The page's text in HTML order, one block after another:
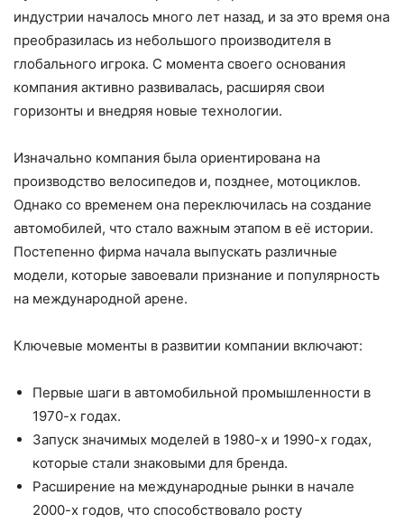
индустрии началось много лет назад, и за это время она
преобразилась из небольшого производителя в
глобального игрока. С момента своего основания
компания активно развивалась, расширяя свои
горизонты и внедряя новые технологии.
Изначально компания была ориентирована на
производство велосипедов и, позднее, мотоциклов.
Однако со временем она переключилась на создание
автомобилей, что стало важным этапом в её истории.
Постепенно фирма начала выпускать различные
модели, которые завоевали признание и популярность
на международной арене.
Ключевые моменты в развитии компании включают:
Первые шаги в автомобильной промышленности в
1970-х годах.
Запуск значимых моделей в 1980-х и 1990-х годах,
которые стали знаковыми для бренда.
Расширение на международные рынки в начале
2000-х годов, что способствовало росту